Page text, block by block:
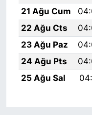
21 Ağu Cum
22 Ağu Cts
23 Ağu Paz
24 Ağu Pts
25 Ağu Sal